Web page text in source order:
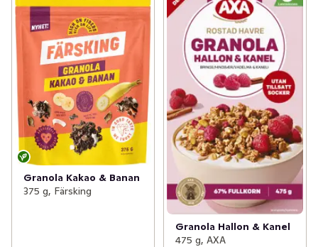
Granola Kakao & Banan
375 g, Färsking
Granola Hallon & Kanel
475 g, AXA